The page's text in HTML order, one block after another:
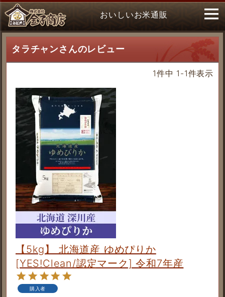
おいしいお米通販
タラチャンさんのレビュー
1件中 1 -1件表示
【5kg】 北海道産 ゆめぴりか
[YES!Clean/認定マーク] 令和7年産
購入者